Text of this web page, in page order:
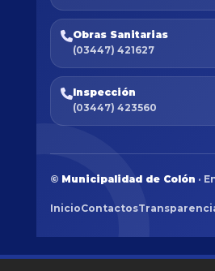
Obras Sanitarias
(03447) 421627
Inspección
(03447) 423560
© Municipalidad de Colón ·
InicioContactos